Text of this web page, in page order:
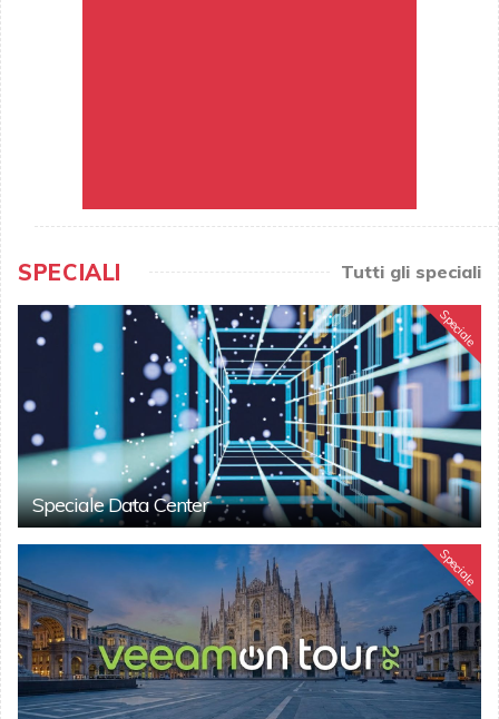
SPECIALI Tutti gli speciali
Speciale
Speciale Data Center
Speciale